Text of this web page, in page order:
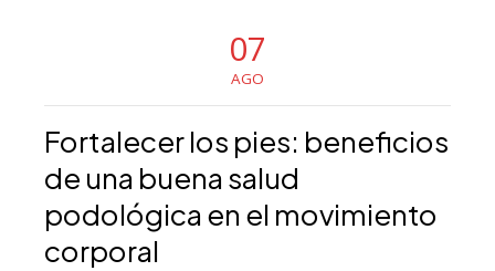
07
AGO
Fortalecer los pies: beneficios
de una buena salud
podológica en el movimiento
corporal